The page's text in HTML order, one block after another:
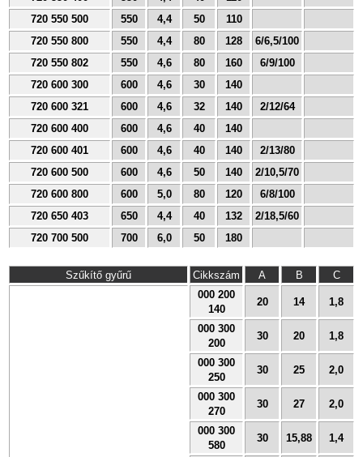
720 550 500
550 4,4 50
110
720 550 800
550 4,4 80 128
6/6,5/100
720 550 802
550 4,6 80 160
6/9/100
720 600 300
600 4,6 30
140
720 600 321
600 4,6 32 140
2/12/64
720 600 400
600 4,6 40
140
720 600 401
600 4,6 40 140
2/13/80
720 600 500
600 4,6 50 140
2/10,5/70
720 600 800
600 5,0 80 120
6/8/100
720 650 403
650 4,4 40 132
2/18,5/60
720 700 500
700 6,0 50 180
Szűkítő gyűrű Cikkszám A B C
000 200
140
20 14 1,8
000 300
200
30 20 1,8
000 300
250
30 25 2,0
000 300
270
30 27 2,0
000 300
580
30 15,88 1,4